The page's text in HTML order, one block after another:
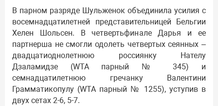
В парном разряде Шульженок объединила усилия с
восемнадцатилетней представительницей Бельгии
Хелен Шольсен. В четвертьфинале Дарья и ее
партнерша не смогли одолеть четвертых сеянных –
двадцатиоднолетнюю россиянку Нателу
Дзаламидзе (WTA парный № 345) и
семнадцатилетнюю гречанку Валентини
Грамматикопулу (WTA парный № 1255), уступив в
двух сетах 2-6, 5-7.